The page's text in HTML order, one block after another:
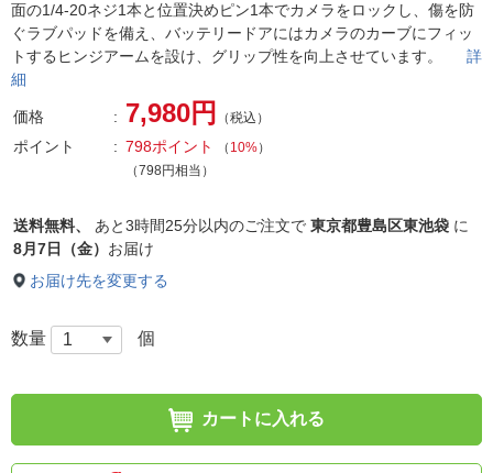
面の1/4-20ネジ1本と位置決めピン1本でカメラをロックし、傷を防
ぐラブパッドを備え、バッテリードアにはカメラのカーブにフィッ
トするヒンジアームを設け、グリップ性を向上させています。 詳
細
価格 7,980円 （税込）
ポイント 798ポイント （ 10%）
（798円相当）
送料無料、 あと3時間25分以内のご注文で 東京都豊島区東池袋 に
8月7日（金） お届け
お届け先を変更する
数量 個
カートに入れる